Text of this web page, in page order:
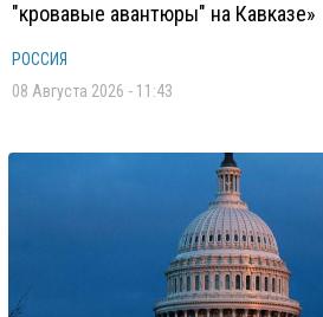
"кровавые авантюры" на Кавказе»
РОССИЯ
08 Августа 2026 - 11:43